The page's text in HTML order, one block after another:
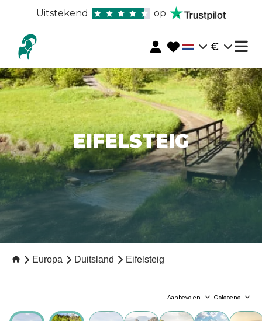
Uitstekend op
€
EIFELSTEIG
Europa Duitsland Eifelsteig
Aanbevolen Oplopend